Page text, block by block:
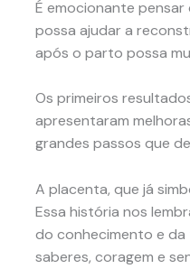
É emocionante
possa ajudar a
após o parto possa
Os primeiros
apresentaram
grandes passos que
A placenta, que já
Essa história nos
do conhecimento e da
saberes, coragem e